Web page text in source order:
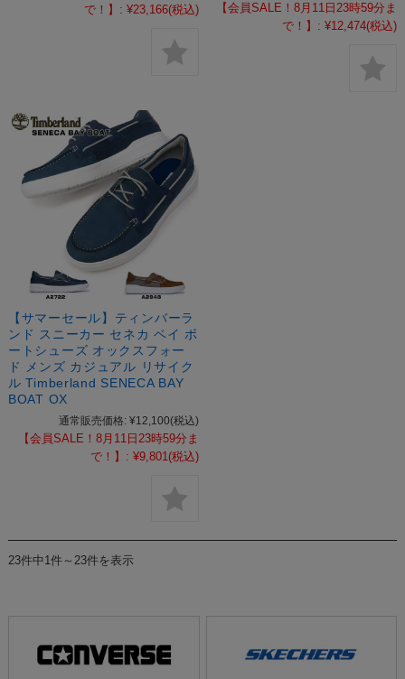
で！】: ¥23,166(税込)
【会員SALE！8月11日23時59分ま
で！】: ¥12,474(税込)
【サマーセール】ティンバーラ
ンド スニーカー セネカ ベイ ボ
ートシューズ オックスフォー
ド メンズ カジュアル リサイク
ル Timberland SENECA BAY
BOAT OX
通常販売価格: ¥12,100(税込)
【会員SALE！8月11日23時59分ま
で！】: ¥9,801 (税込)
23件中1件～23件を表示